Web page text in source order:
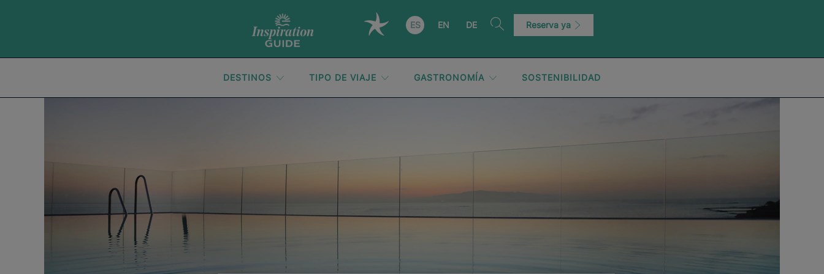
ES EN DE Reserva ya
DESTINOS TIPO DE VIAJE GASTRONOMÍA SOSTENIBILIDAD